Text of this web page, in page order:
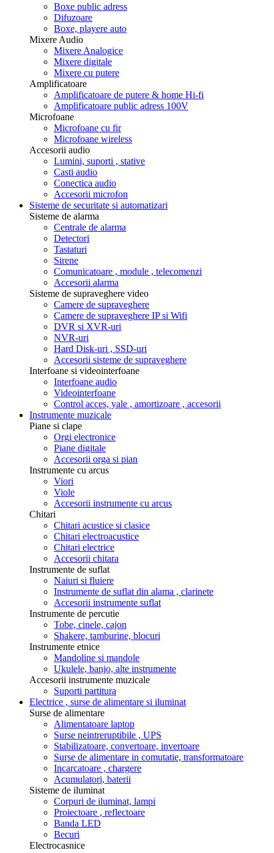
Boxe public adress
Difuzoare
Boxe, playere auto
Mixere Audio
Mixere Analogice
Mixere digitale
Mixere cu putere
Amplificatoare
Amplificatoare de putere & home Hi-fi
Amplificatoare public adress 100V
Microfoane
Microfoane cu fir
Microfoane wireless
Accesorii audio
Lumini, suporti , stative
Casti audio
Conectica audio
Accesorii microfon
Sisteme de securitate si automatizari
Sisteme de alarma
Centrale de alarma
Detectori
Tastaturi
Sirene
Comunicatoare , module , telecomenzi
Accesorii alarma
Sisteme de supraveghere video
Camere de supraveghere
Camere de supraveghere IP si Wifi
DVR si XVR-uri
NVR-uri
Hard Disk-uri , SSD-uri
Accesorii sisteme de supraveghere
Interfoane si videointerfoane
Interfoane audio
Videointerfoane
Control acces, yale , amortizoare , accesorii
Instrumente muzicale
Piane si clape
Orgi electronice
Piane digitale
Accesorii orga si pian
Instrumente cu arcus
Viori
Viole
Accesorii instrumente cu arcus
Chitari
Chitari acustice si clasice
Chitari electroacustice
Chitari electrice
Accesorii chitara
Instrumente de suflat
Naiuri si fluiere
Instrumente de suflat din alama , clarinete
Accesorii instrumente suflat
Instrumente de percutie
Tobe, cinele, cajon
Shakere, tamburine, blocuri
Instrumente etnice
Mandoline si mandole
Ukulele, banjo, alte instrumente
Accesorii instrumente muzicale
Suporti partitura
Electrice , surse de alimentare si iluminat
Surse de alimentare
Alimentatoare laptop
Surse neintreruptibile , UPS
Stabilizatoare, convertoare, invertoare
Surse de alimentare in comutatie, transformatoare
Incarcatoare , chargere
Acumulatori, baterii
Sisteme de iluminat
Corpuri de iluminat, lampi
Proiectoare , reflectoare
Banda LED
Becuri
Electrocasnice